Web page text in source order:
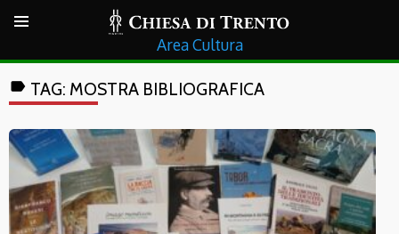
Cultura
label TAG: MOSTRA BIBLIOGRAFICA